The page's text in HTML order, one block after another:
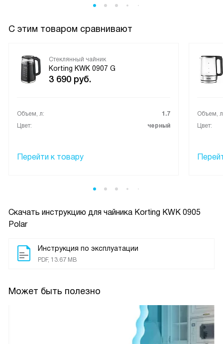
Скачать инструкцию для чайника Korting KWK 0905
Polar
Инструкция по эксплуатации
PDF, 13.67 MB
Может быть полезно
наливать лишнего, а длины шнура вполне хватает для
приготовление чая и других напитков стало намного
С этим товаром сравнивают
Стеклянный чайник
Korting KWK 0907 G
3 690 руб.
Объем, л:
1.7
Цвет:
черный
Перейти к товару
Объем,
Цвет: